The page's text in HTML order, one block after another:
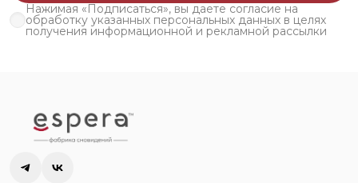
Нажимая «Подписаться», вы даете согласие на
обработку указанных персональных данных в целях
получения информационной и рекламной рассылки